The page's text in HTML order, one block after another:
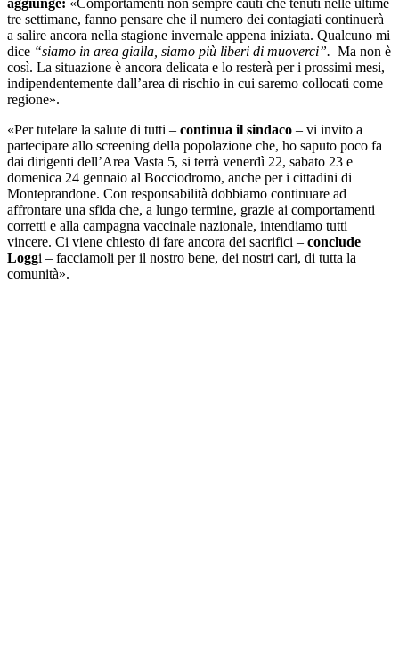
tre settimane, fanno pensare che il numero dei contagiati continuerà
a salire ancora nella stagione invernale appena iniziata. Qualcuno mi
dice “siamo in area gialla, siamo più liberi di muoverci”. Ma non è
così. La situazione è ancora delicata e lo resterà per i prossimi mesi,
indipendentemente dall’area di rischio in cui saremo collocati come
regione».
«Per tutelare la salute di tutti – continua il sindaco – vi invito a
partecipare allo screening della popolazione che, ho saputo poco fa
dai dirigenti dell’Area Vasta 5, si terrà venerdì 22, sabato 23 e
domenica 24 gennaio al Bocciodromo, anche per i cittadini di
Monteprandone. Con responsabilità dobbiamo continuare ad
affrontare una sfida che, a lungo termine, grazie ai comportamenti
corretti e alla campagna vaccinale nazionale, intendiamo tutti
vincere. Ci viene chiesto di fare ancora dei sacrifici – conclude
Loggi – facciamoli per il nostro bene, dei nostri cari, di tutta la
comunità».